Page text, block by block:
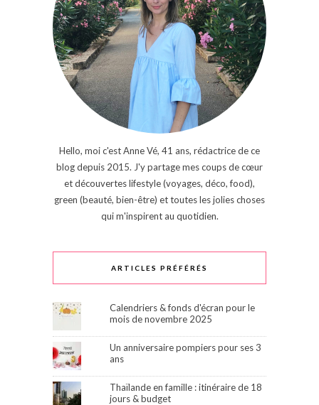
Hello, moi c'est Anne Vé, 41 ans, rédactrice de ce
blog depuis 2015. J'y partage mes coups de cœur
et découvertes lifestyle (voyages, déco, food),
green (beauté, bien-être) et toutes les jolies choses
qui m'inspirent au quotidien.
ARTICLES PRÉFÉRÉS
Calendriers & fonds d'écran pour le
mois de novembre 2025
Un anniversaire pompiers pour ses 3
ans
Thaïlande en famille : itinéraire de 18
jours & budget